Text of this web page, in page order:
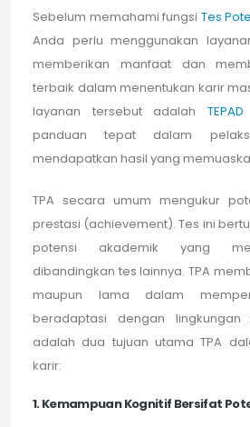
Sebelum memahami fungsi Tes
Anda perlu menggunakan
memberikan manfaat dan
terbaik dalam menentukan karir
layanan tersebut adalah TEPAD
panduan tepat dalam
mendapatkan hasil yang
TPA secara umum mengukur
prestasi (achievement). Tes ini
potensi akademik yang
dibandingkan tes lainnya. TPA
maupun lama dalam
beradaptasi dengan
adalah dua tujuan utama TPA
karir:
1. Kemampuan Kognitif Bersifat